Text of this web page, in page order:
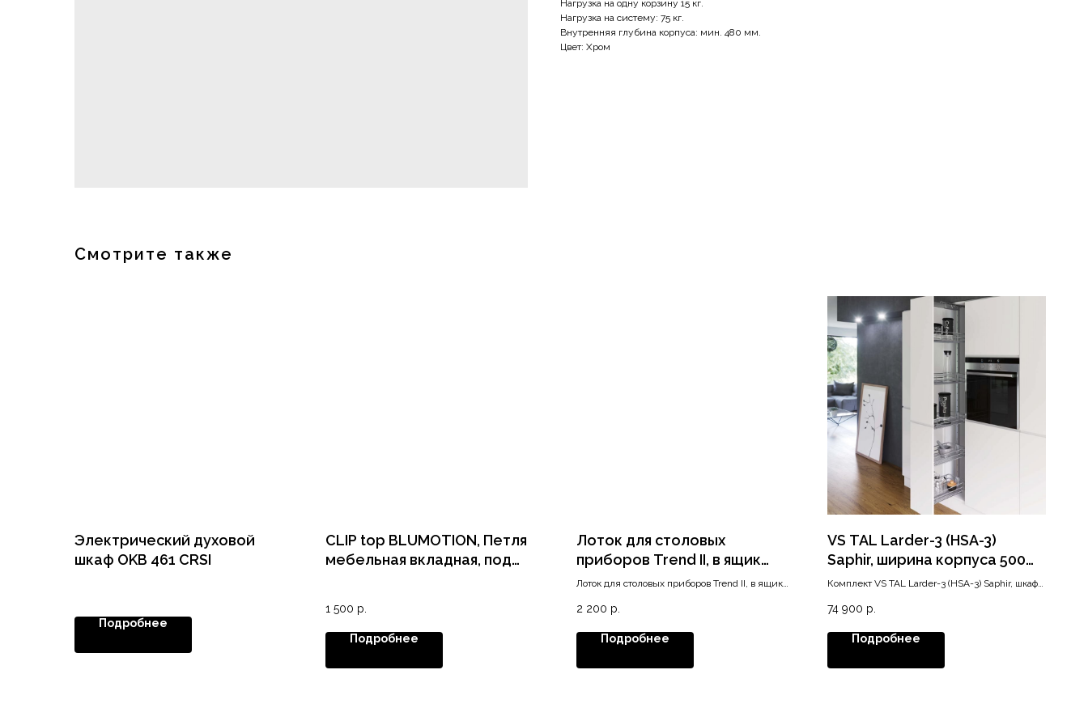
Нагрузка на одну корзину 15 кг.
Нагрузка на систему: 75 кг.
Внутренняя глубина корпуса: мин. 480 мм.
Цвет: Хром
Смотрите также
Электрический духовой
шкаф OKB 461 CRSI
Подробнее
CLIP top BLUMOTION, Петля
мебельная вкладная, под
1 500 р.
Подробнее
Лоток для столовых
приборов Trend II, в ящик
600/450, белый матовый
Лоток для столовых приборов Trend II, в ящик
2 200 р.
Подробнее
VS TAL Larder-3 (HSA-3)
Saphir, ширина корпуса 500
мм, высота 1200-1450, хром
Комплект VS TAL Larder-3 (HSA-3) Saphir, шкаф
74 900 р.
Подробнее